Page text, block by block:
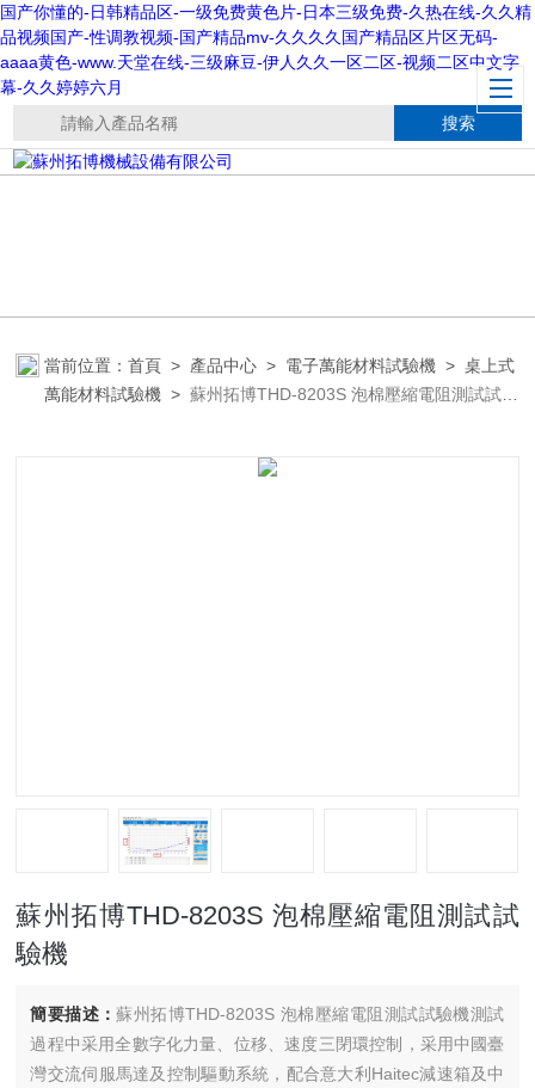
国产你懂的-日韩精品区-一级免费黄色片-日本三级免费-久热在线-久久精
品视频国产-性调教视频-国产精品mv-久久久久国产精品区片区无码-
aaaa黄色-www.天堂在线-三级麻豆-伊人久久一区二区-视频二区中文字
幕-久久婷婷六月
當前位置：首頁 > 產品中心 > 電子萬能材料試驗機 >桌上式
萬能材料試驗機 >蘇州拓博THD-8203S 泡棉壓縮電阻測試試驗
蘇州拓博THD-8203S 泡棉壓縮電阻測試試
驗機
簡要描述：蘇州拓博THD-8203S 泡棉壓縮電阻測試試驗機測試
過程中采用全數字化力量、位移、速度三閉環控制，采用中國臺
灣交流伺服馬達及控制驅動系統，配合意大利Haitec減速箱及中